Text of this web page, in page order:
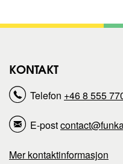
KONTAKT
Telefon +46 8 555
E-post
Mer kontaktinformasjon